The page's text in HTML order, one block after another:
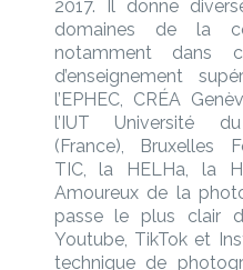
2017. Il donne
domaines de la
notamment dans
d’enseignement
l’EPHEC, CRÉA
l’IUT Université du
(France), Bruxelles
TIC, la HELHa, la
Amoureux de la
passe le plus clair
Youtube, TikTok et
technique de